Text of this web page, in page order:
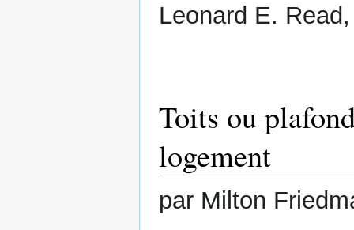
Leonard E.
Toits ou
logement
par Milton